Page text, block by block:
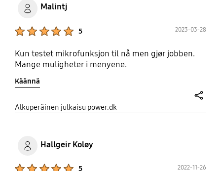
Malintj
5 2023-03-28
Kun testet mikrofunksjon til nå men gjør jobben.
Mange muligheter i menyene.
Käännä
Alkuperäinen julkaisu power.dk
Hallgeir Koløy
5 2022-11-26